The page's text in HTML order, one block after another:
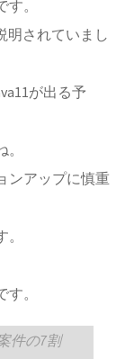
。
明されていまし
が出る予
ンアップに慎重
。
件の7割